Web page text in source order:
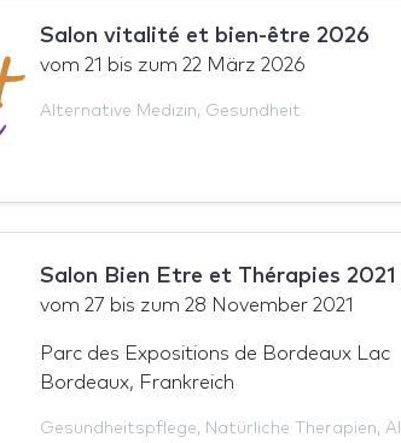
Salon vitalité et bien-être 2026
vom 21 bis zum 22 März 2026
Alternative Medizin, Gesundheit
Salon Bien Etre et Thérapies 2021
vom 27 bis zum 28 November 2021
Parc des Expositions de Bordeaux Lac
Bordeaux, Frankreich
Gesundheitspflege, Natürliche Therapien,